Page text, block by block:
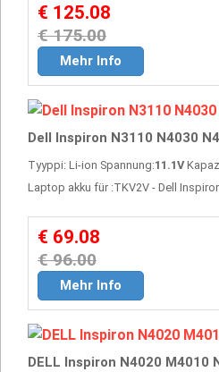
€ 125.08
€ 175.00
Mehr Info
Dell Inspiron N3110 N4030
Tyyppi: Li-ion Spannung:11.1V
Laptop akku für :TKV2V - Dell
€ 69.08
€ 96.00
Mehr Info
DELL Inspiron N4020 M4010